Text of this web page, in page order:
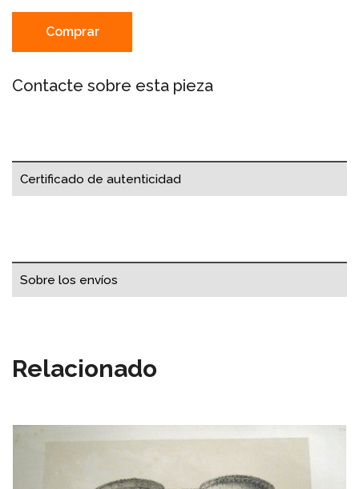
Comprar
Contacte sobre esta pieza
Certificado de autenticidad
Sobre los envíos
Relacionado